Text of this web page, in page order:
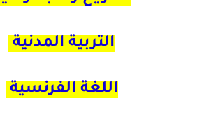
التربية المدنية
اللغة الفرنسية